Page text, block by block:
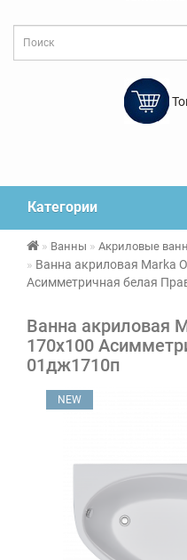
Категории
Ванны Акриловые
Ванна акриловая Marka
Асимметричная белая
Ванна акриловая
170х100
01дж1710п
NEW